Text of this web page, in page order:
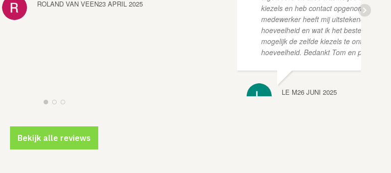
ROLAND VAN VEEN23 APRIL 2025
kiezels en heb contact opgenomen met
medewerker heeft mij uitstekend
hoeveelheid en wat ik het beste kon
mogelijk de zelfde kiezels te ontvangen
hoeveelheid. Bedankt Tom en plusjop!
LE M26 JUNI 2025
Bekijk alle reviews